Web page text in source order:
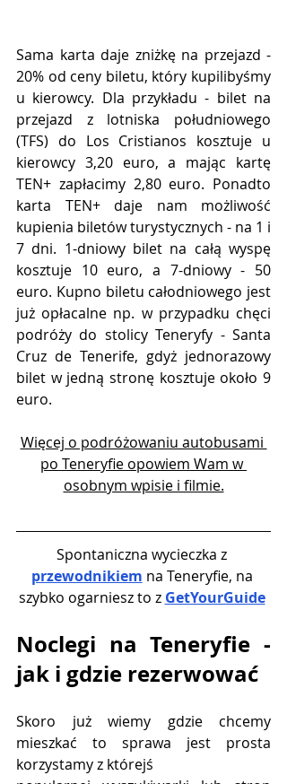
Sama karta daje zniżkę na przejazd -
20% od ceny biletu, który kupilibyśmy
u kierowcy. Dla przykładu - bilet na
przejazd z lotniska południowego
(TFS) do Los Cristianos kosztuje u
kierowcy 3,20 euro, a mając kartę
TEN+ zapłacimy 2,80 euro. Ponadto
karta TEN+ daje nam możliwość
kupienia biletów turystycznych - na 1 i
7 dni. 1-dniowy bilet na całą wyspę
kosztuje 10 euro, a 7-dniowy - 50
euro. Kupno biletu całodniowego jest
już opłacalne np. w przypadku chęci
podróży do stolicy Teneryfy - Santa
Cruz de Tenerife, gdyż jednorazowy
bilet w jedną stronę kosztuje około 9
euro.
Więcej o podróżowaniu autobusami
po Teneryfie opowiem Wam w
osobnym wpisie i filmie.
Spontaniczna wycieczka z
przewodnikiem na Teneryfie, na
szybko ogarniesz to z GetYourGuide
Noclegi na Teneryfie -
jak i gdzie rezerwować
Skoro już wiemy gdzie chcemy
mieszkać to sprawa jest prosta
korzystamy z którejś